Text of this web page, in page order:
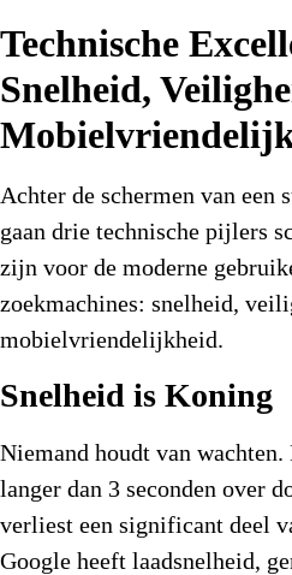
Technische
Snelheid,
Achter de schermen van een
gaan drie technische pijlers
zijn voor de moderne
zoekmachines: snelheid,
mobielvriendelijkheid.
Snelheid is Koning
Niemand houdt van wachten.
langer dan 3 seconden over
verliest een significant deel
Google heeft laadsnelheid,